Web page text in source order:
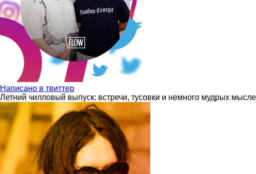
Написано в твиттер
Летний чилловый выпуск: встречи, тусовки и немного мудрых